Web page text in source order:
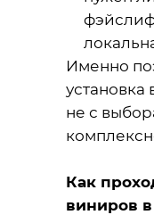
Именно
установка
не с
Как
виниров